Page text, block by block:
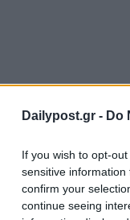
Dailypost.gr - Do
If you wish to opt-
sensitive
confirm your
continue seeing
WhatsApp